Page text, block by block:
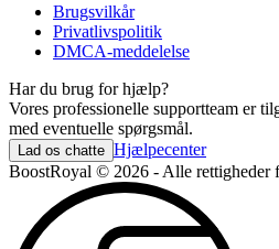
Brugsvilkår
Privatlivspolitik
DMCA-meddelelse
Har du brug for hjælp?
Vores professionelle supportteam er
med eventuelle spørgsmål.
Lad os chatte Hjælpecenter
BoostRoyal © 2026 - Alle rettigheder